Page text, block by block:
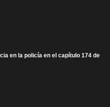
en la policía en el capítulo 174 de